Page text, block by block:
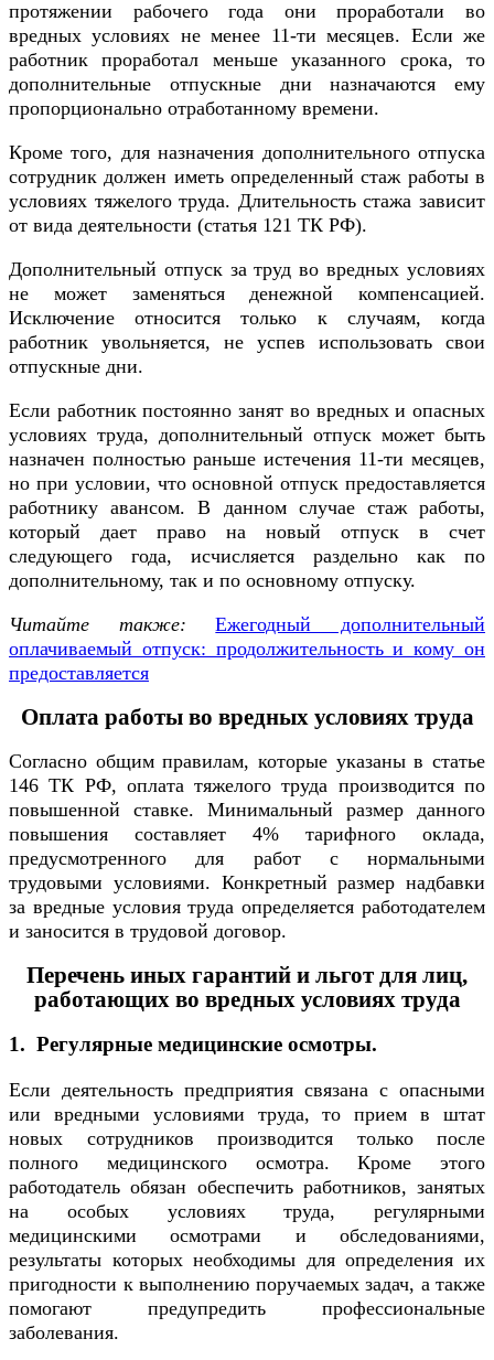
протяжении рабочего года они проработали во
вредных условиях не менее 11-ти месяцев. Если же
работник проработал меньше указанного срока, то
дополнительные отпускные дни назначаются ему
пропорционально отработанному времени.
Кроме того, для назначения дополнительного отпуска
сотрудник должен иметь определенный стаж работы в
условиях тяжелого труда. Длительность стажа зависит
от вида деятельности (статья 121 ТК РФ).
Дополнительный отпуск за труд во вредных условиях
не может заменяться денежной компенсацией.
Исключение относится только к случаям, когда
работник увольняется, не успев использовать свои
отпускные дни.
Если работник постоянно занят во вредных и опасных
условиях труда, дополнительный отпуск может быть
назначен полностью раньше истечения 11-ти месяцев,
но при условии, что основной отпуск предоставляется
работнику авансом. В данном случае стаж работы,
который дает право на новый отпуск в счет
следующего года, исчисляется раздельно как по
дополнительному, так и по основному отпуску.
Читайте также:
Ежегодный дополнительный
оплачиваемый отпуск: продолжительность и кому он
предоставляется
Оплата работы во вредных условиях труда
Согласно общим правилам, которые указаны в статье
146 ТК РФ, оплата тяжелого труда производится по
повышенной ставке. Минимальный размер данного
повышения составляет 4% тарифного оклада,
предусмотренного для работ с нормальными
трудовыми условиями. Конкретный размер надбавки
за вредные условия труда определяется работодателем
и заносится в трудовой договор.
Перечень иных гарантий и льгот для лиц,
работающих во вредных условиях труда
1. Регулярные медицинские осмотры.
Если деятельность предприятия связана с опасными
или вредными условиями труда, то прием в штат
новых сотрудников производится только после
полного медицинского осмотра. Кроме этого
работодатель обязан обеспечить работников, занятых
на особых условиях труда, регулярными
медицинскими осмотрами и обследованиями,
результаты которых необходимы для определения их
пригодности к выполнению поручаемых задач, а также
помогают предупредить профессиональные
заболевания.